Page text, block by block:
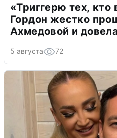
«Триггерю тех, кто
Гордон жестко
Ахмедовой и
5 августа 72